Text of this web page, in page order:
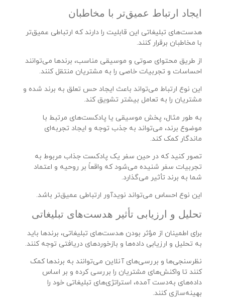
ایجاد ارتباط عمیق‌تر با مخاطبان
هدست‌های تبلیغاتی این قابلیت را دارند که ارتباطی عمیق‌تر
با مخاطبان برقرار کنند.
از طریق محتوای صوتی و موسیقی مناسب، برندها می‌توانند
احساسات و تجربیات خاصی را به مشتریان منتقل کنند.
این نوع ارتباط می‌تواند باعث ایجاد حس تعلق به برند شده و
مشتریان را به تعامل بیشتر تشویق کند.
به طور مثال، پخش موسیقی یا پادکست‌های مرتبط با
موضوع برند، می‌تواند به جذب توجه و ایجاد تجربه‌ای
ماندگار کمک کند.
تصور کنید که در حین سفر یک پادکست جذاب مربوط به
تجربیات سفر شنیده می‌شود که واقعاً بر روحیه و اعتماد
شما به برند تأثیر می‌گذارد.
این نوع احساس می‌تواند نویدآور ارتباطی عمیق‌تر باشد.
تحلیل و ارزیابی تأثیر هدست‌های تبلیغاتی
برای اطمینان از مؤثر بودن هدست‌های تبلیغاتی، برندها باید
به تحلیل و ارزیابی داده‌ها و بازخوردهای دریافتی توجه کنند.
نظرسنجی‌ها و بررسی‌های آنلاین می‌توانند به برندها کمک
کنند تا واکنش‌های مشتریان را بررسی کرده و بر اساس
داده‌های به‌دست آمده، استراتژی‌های تبلیغاتی خود را
بهینه‌سازی کنند.